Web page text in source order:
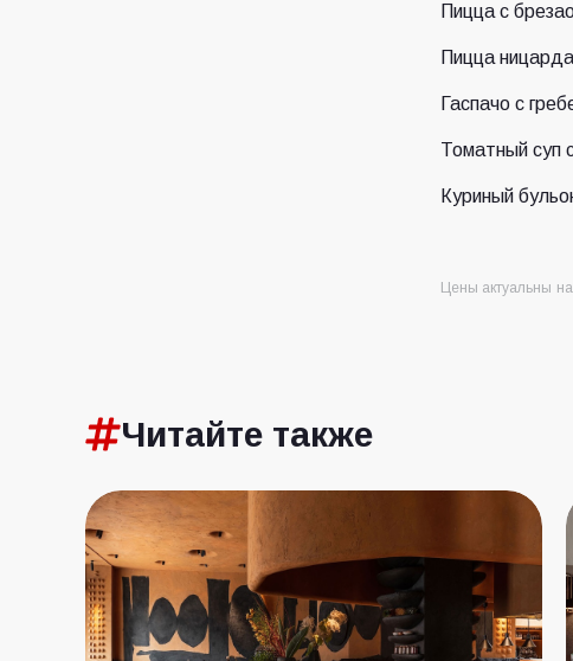
Пицца с
Пицца
Гаспачо с
Томатный суп
Куриный
Цены актуальны
Читайте также